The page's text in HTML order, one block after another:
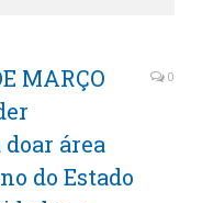
MARÇO
área
do Estado
0